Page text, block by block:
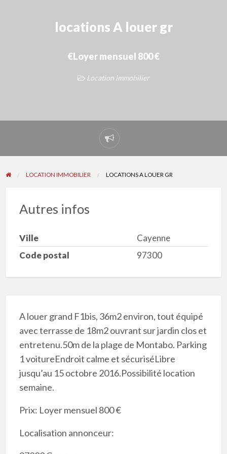
locations A louer gr
€Loyer mensuel 800 €
Location immobilier
Signaler
un
problème
LOCATION IMMOBILIER LOCATIONS A LOUER GR
Autres infos
Ville
Cayenne
Code postal
97300
A louer grand F1bis, 36m2 environ, tout équipé
avec terrasse de 18m2 ouvrant sur jardin clos et
entretenu.50m de la plage de Montabo. Parking
1 voitureEndroit calme et sécuriséLibre
jusqu’au 15 octobre 2016.Possibilité location
semaine.
Prix: Loyer mensuel 800 €
Localisation annonceur: